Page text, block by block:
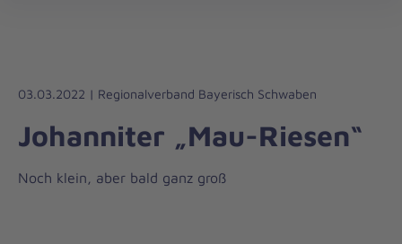
Liebe
Leben
03.03.2022 | Regionalverband Bayerisch Schwaben
Johanniter „Mau-Riesen“
Noch klein, aber bald ganz groß